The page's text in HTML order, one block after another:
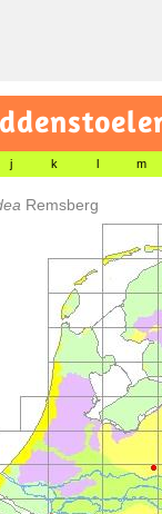
j k l m
Remsberg